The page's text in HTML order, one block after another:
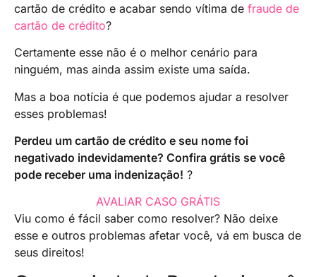
cartão de crédito e acabar sendo vítima de fraude de
cartão de crédito?
Certamente esse não é o melhor cenário para
ninguém, mas ainda assim existe uma saída.
Mas a boa notícia é que podemos ajudar a resolver
esses problemas!
Perdeu um cartão de crédito e seu nome foi
negativado indevidamente? Confira grátis se você
pode receber uma indenização! ?
AVALIAR CASO GRÁTIS
Viu como é fácil saber como resolver? Não deixe
esse e outros problemas afetar você, vá em busca de
seus direitos!